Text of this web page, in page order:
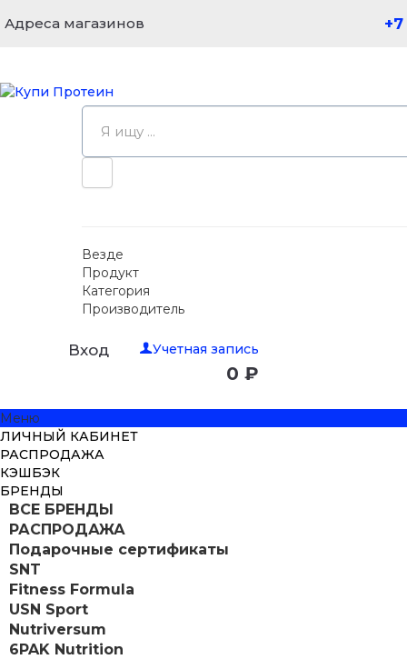
Адреса магазинов
Везде
Продукт
Категория
Производитель
Вход Учетная запись
0 ₽
Меню
ЛИЧНЫЙ КАБИНЕТ
РАСПРОДАЖА
КЭШБЭК
БРЕНДЫ
ВСЕ БРЕНДЫ
РАСПРОДАЖА
Подарочные сертификаты
SNT
Fitness Formula
USN Sport
Nutriversum
6PAK Nutrition